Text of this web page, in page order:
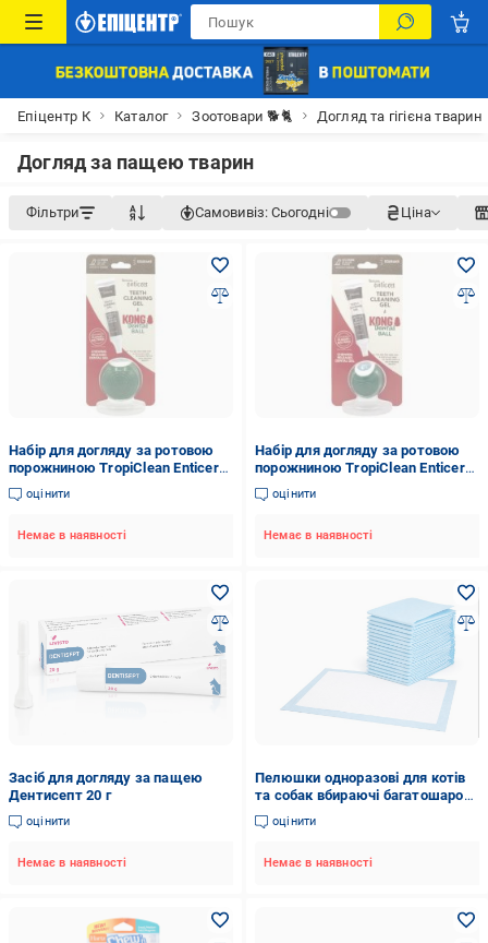
Епіцентр К Каталог Зоотовари 🐕🐈 Догляд та гігієна тварин
Догляд за пащею тварин
Фільтри Самовивіз: Сьогодні Ціна
Набір для догляду за ротовою
порожниною TropiClean Enticers
кулька Kong L + гель зі смаком
копченої яловичої грудки 29,6
оцінити
Немає в наявності
Набір для догляду за ротовою
порожниною TropiClean Enticers
зі смаком копченої яловичої
грудки 29,6 мл
оцінити
Немає в наявності
Засіб для догляду за пащею
Дентисепт 20 г
оцінити
Немає в наявності
Пелюшки одноразові для котів
та собак вбираючі багатошарові
45х60 см 50 шт. (31775346)
оцінити
Немає в наявності